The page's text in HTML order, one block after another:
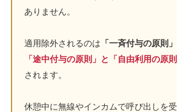
ありません。
適用除外されるのは 「一斉付与の原則
「途中付与の原則」と「自由利用の原
されます。
休憩中に無線やインカムで呼び出しを